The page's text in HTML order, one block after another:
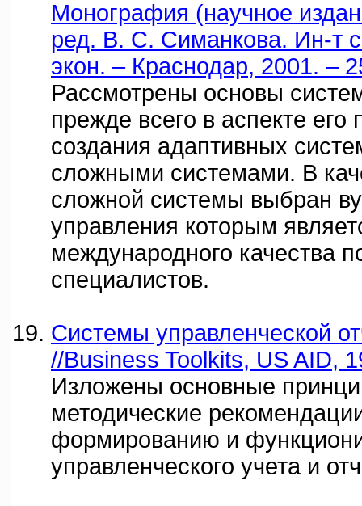
Монография (научное
ред. В. С. Симанкова. Ин-т
экон. – Краснодар, 2001. –
Рассмотрены основы
прежде всего в аспекте
создания адаптивных
сложными системами. В
сложной системы выбран
управления которым
международного качества
специалистов.
Системы управленческой
//Business Toolkits, US AID,
Изложены основные
методические
формированию и
управленческого учета и